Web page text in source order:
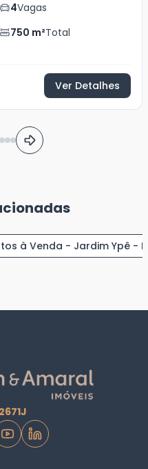
4Vagas
750 m²Total
Ver Detalhes
à Venda - Jardim Ypê -